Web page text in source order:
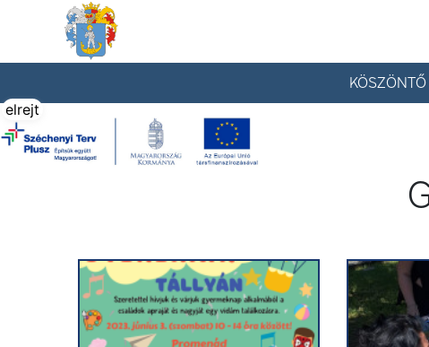
KÖSZÖNTŐ
elrejt